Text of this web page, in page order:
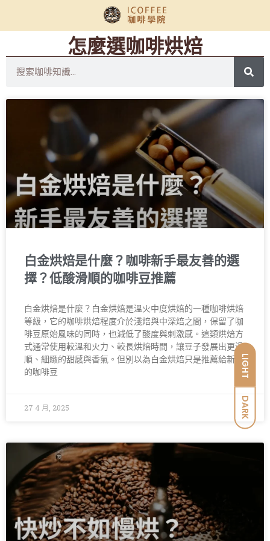
LIGHT
DARK
怎麼選咖啡烘焙
白金烘焙是什麼？咖啡新手最友善的選
擇？低酸滑順的咖啡豆推薦
白金烘焙是什麼？白金烘焙是溫火中度烘焙的一種咖啡烘焙
等級，它的咖啡烘焙程度介於淺焙與中深焙之間，保留了咖
啡豆原始風味的同時，也減低了酸度與刺激感。這類烘焙方
式通常使用較溫和火力、較長烘焙時間，讓豆子發展出更滑
順、細緻的甜感與香氣。但別以為白金烘焙只是推薦給新手
的咖啡豆
27 4 月, 2025